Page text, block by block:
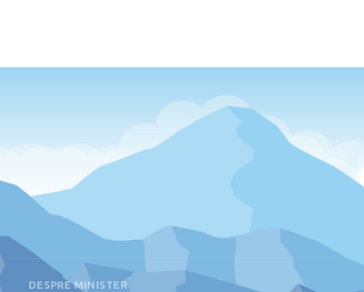
DESPRE MINISTER